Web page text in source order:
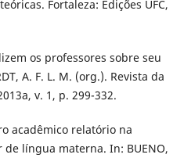
Fortaleza: Edições UFC,
os professores sobre seu
A. F. L. M. (org.). Revista da
v. 1, p. 299-332.
acadêmico relatório na
língua materna. In: BUENO,